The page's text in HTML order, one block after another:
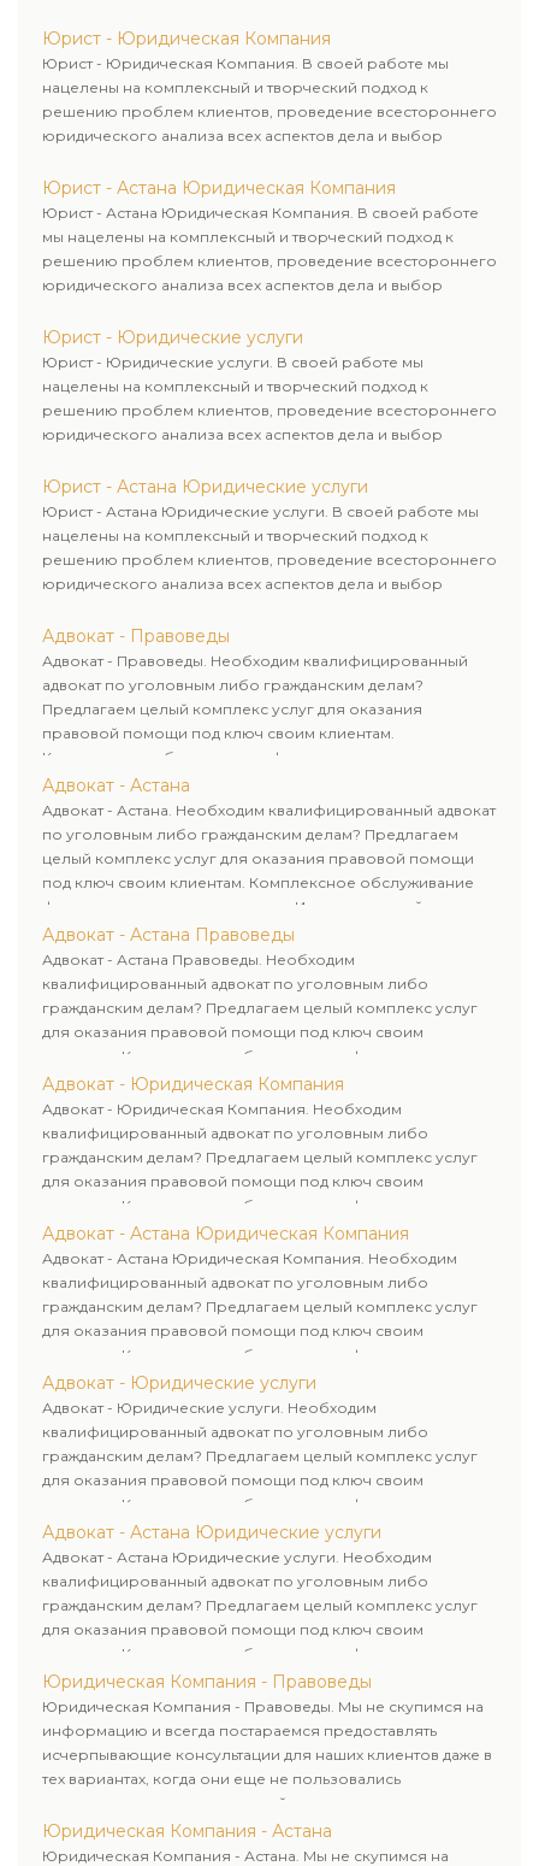
Юрист - Юридическая Компания
Юрист - Юридическая Компания. В своей работе мы
нацелены на комплексный и творческий подход к
решению проблем клиентов, проведение всестороннего
юридического анализа всех аспектов дела и выбор
Юрист - Астана Юридическая Компания
Юрист - Астана Юридическая Компания. В своей работе
мы нацелены на комплексный и творческий подход к
решению проблем клиентов, проведение всестороннего
юридического анализа всех аспектов дела и выбор
Юрист - Юридические услуги
Юрист - Юридические услуги. В своей работе мы
нацелены на комплексный и творческий подход к
решению проблем клиентов, проведение всестороннего
юридического анализа всех аспектов дела и выбор
Юрист - Астана Юридические услуги
Юрист - Астана Юридические услуги. В своей работе мы
нацелены на комплексный и творческий подход к
решению проблем клиентов, проведение всестороннего
юридического анализа всех аспектов дела и выбор
Адвокат - Правоведы
Адвокат - Правоведы. Необходим квалифицированный
адвокат по уголовным либо гражданским делам?
Предлагаем целый комплекс услуг для оказания
правовой помощи под ключ своим клиентам.
Комплексное обслуживание физических и юридических
лиц. Индивидуальный подход к каждому клиенту.
Адвокат - Астана
Адвокат - Астана. Необходим квалифицированный адвокат
по уголовным либо гражданским делам? Предлагаем
целый комплекс услуг для оказания правовой помощи
под ключ своим клиентам. Комплексное обслуживание
физических и юридических лиц. Индивидуальный подход к
каждому клиенту.
Адвокат - Астана Правоведы
Адвокат - Астана Правоведы. Необходим
квалифицированный адвокат по уголовным либо
гражданским делам? Предлагаем целый комплекс услуг
для оказания правовой помощи под ключ своим
клиентам. Комплексное обслуживание физических и
юридических лиц. Индивидуальный подход к каждому
клиенту.
Адвокат - Юридическая Компания
Адвокат - Юридическая Компания. Необходим
квалифицированный адвокат по уголовным либо
гражданским делам? Предлагаем целый комплекс услуг
для оказания правовой помощи под ключ своим
клиентам. Комплексное обслуживание физических и
юридических лиц. Индивидуальный подход к каждому
клиенту.
Адвокат - Астана Юридическая Компания
Адвокат - Астана Юридическая Компания. Необходим
квалифицированный адвокат по уголовным либо
гражданским делам? Предлагаем целый комплекс услуг
для оказания правовой помощи под ключ своим
клиентам. Комплексное обслуживание физических и
юридических лиц. Индивидуальный подход к каждому
клиенту.
Адвокат - Юридические услуги
Адвокат - Юридические услуги. Необходим
квалифицированный адвокат по уголовным либо
гражданским делам? Предлагаем целый комплекс услуг
для оказания правовой помощи под ключ своим
клиентам. Комплексное обслуживание физических и
юридических лиц. Индивидуальный подход к каждому
клиенту.
Адвокат - Астана Юридические услуги
Адвокат - Астана Юридические услуги. Необходим
квалифицированный адвокат по уголовным либо
гражданским делам? Предлагаем целый комплекс услуг
для оказания правовой помощи под ключ своим
клиентам. Комплексное обслуживание физических и
юридических лиц. Индивидуальный подход к каждому
клиенту.
Юридическая Компания - Правоведы
Юридическая Компания - Правоведы. Мы не скупимся на
информацию и всегда постараемся предоставлять
исчерпывающие консультации для наших клиентов даже в
тех вариантах, когда они еще не пользовались
юридическими услугами нашей компании.
Юридическая Компания - Астана
Юридическая Компания - Астана. Мы не скупимся на